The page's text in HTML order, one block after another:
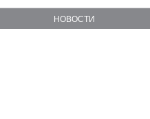
НОВОСТИ